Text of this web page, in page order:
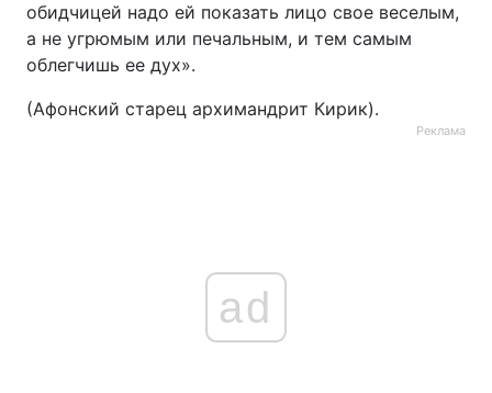
обидчицей надо ей показать лицо свое веселым,
а не угрюмым или печальным, и тем самым
облегчишь ее дух».
(Афонский старец архимандрит Кирик).
Реклама
ad